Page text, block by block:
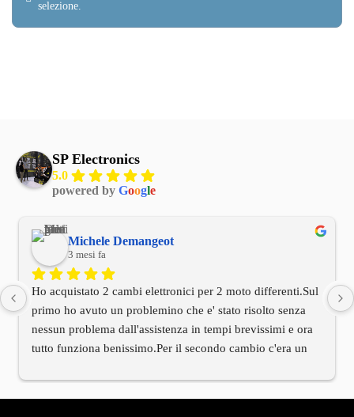
selezione.
SP Electronics
5.0
powered by Google
Michele Demangeot
3 mesi fa
Ho acquistato 2 cambi elettronici per 2 moto differenti.Sul
primo ho avuto un problemino che e' stato risolto senza
nessun problema dall'assistenza in tempi brevissimi e ora
tutto funziona benissimo.Per il secondo cambio c'era un
contattato l'assistenza tecnica e anche qui in tempi